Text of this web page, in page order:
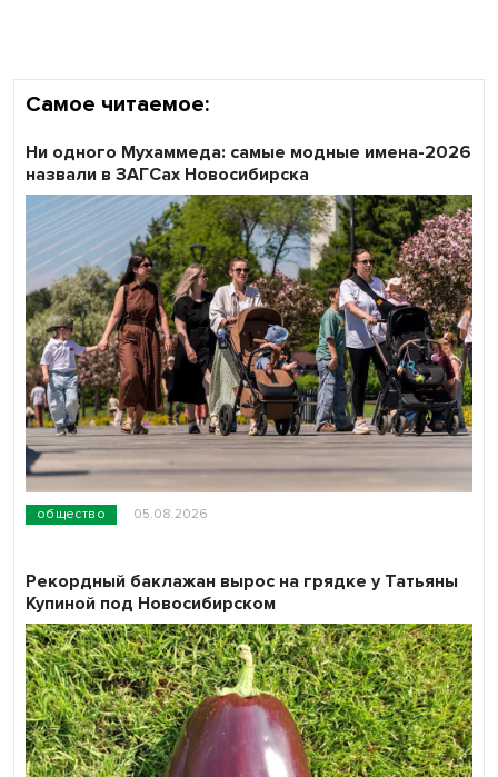
Самое читаемое:
общество 05.08.2026
Ни одного Мухаммеда: самые модные имена-2026
назвали в ЗАГСах Новосибирска
Рекордный баклажан вырос на грядке у Татьяны
Купиной под Новосибирском